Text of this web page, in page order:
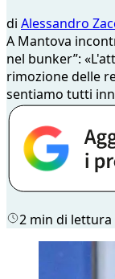
di Alessandro
A Mantova
nel bunker”:
rimozione delle
sentiamo tutti
2 min di lettura